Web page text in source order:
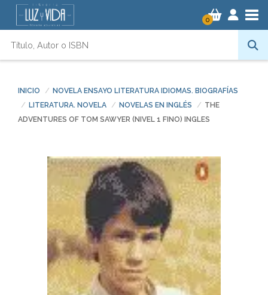
0
INICIO
NOVELA ENSAYO LITERATURA IDIOMAS. BIOGRAFÍAS
LITERATURA. NOVELA
NOVELAS EN INGLÉS
THE
ADVENTURES OF TOM SAWYER (NIVEL 1 FINO) INGLES